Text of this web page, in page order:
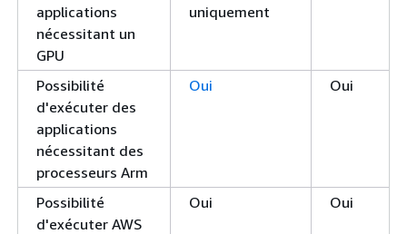
applications
nécessitant un
GPU
uniquement
Possibilité
d'exécuter des
applications
nécessitant des
processeurs Arm
Oui Oui
Possibilité
d'exécuter AWS
Oui Oui